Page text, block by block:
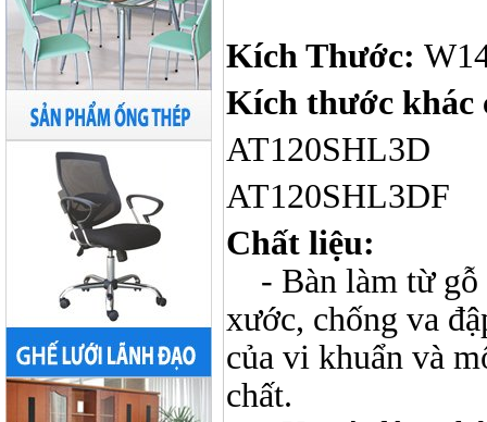
Kích Thước:
Kích thước khác
AT120SHL3D
AT120SHL3DF
Chất liệu:
- Bàn làm từ gỗ
xước, chống va
của vi khuẩn và
chất.